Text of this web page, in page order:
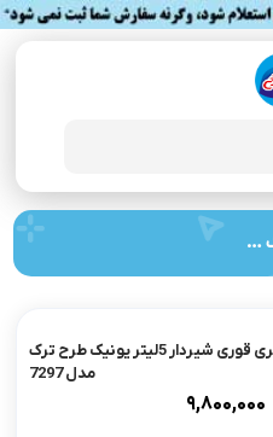
کتری قوری شیردار 5لیتر یونیک مدل 7297
کتری قوری شیردار 5لیتر یونیک طرح ترک
مدل 7297
۹,۸۰۰,۰۰۰